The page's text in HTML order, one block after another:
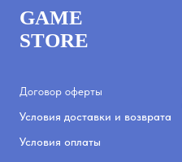
GAME
STORE
Договор оферты
Условия доставки и возврата
Условия оплаты